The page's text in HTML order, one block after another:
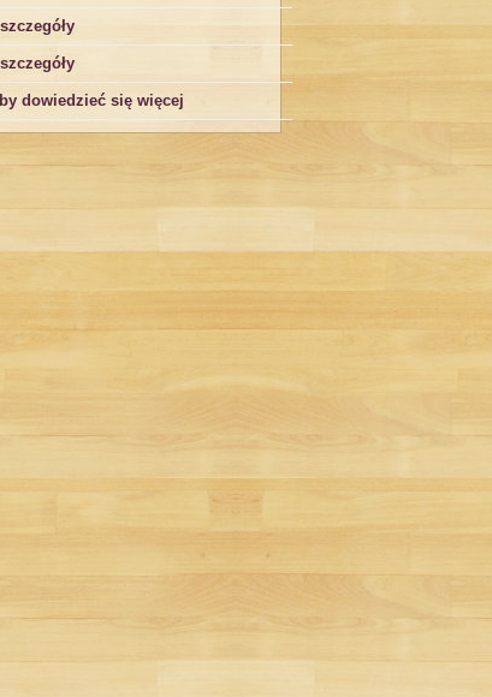
dowiedzieć się więcej